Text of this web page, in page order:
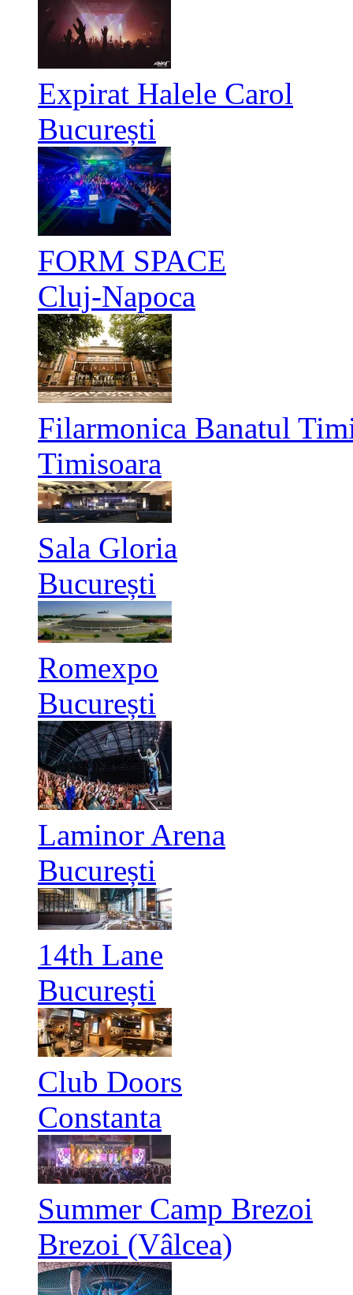
Expirat Halele Carol
București
FORM SPACE
Cluj-Napoca
Filarmonica Banatul
Timisoara
Sala Gloria
București
Romexpo
București
Laminor Arena
București
14th Lane
București
Club Doors
Constanta
Summer Camp Brezoi
Brezoi (Vâlcea)